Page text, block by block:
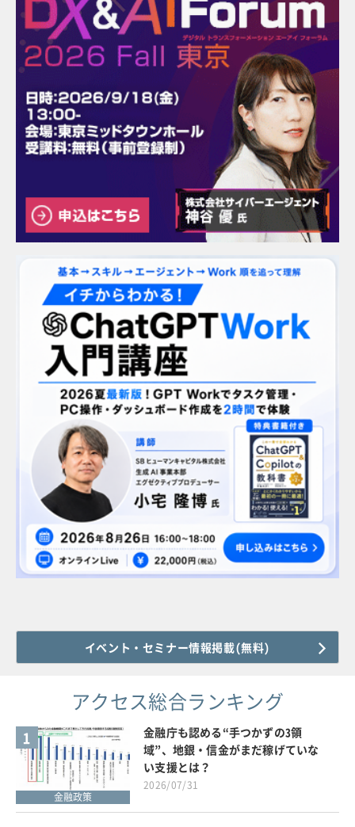
イベント・セミナー情報掲載(無料)
アクセス総合ランキング
1
金融政策
金融庁も認める“手つかずの3領
域”、地銀・信金がまだ稼げていな
い支援とは？
2026/07/31